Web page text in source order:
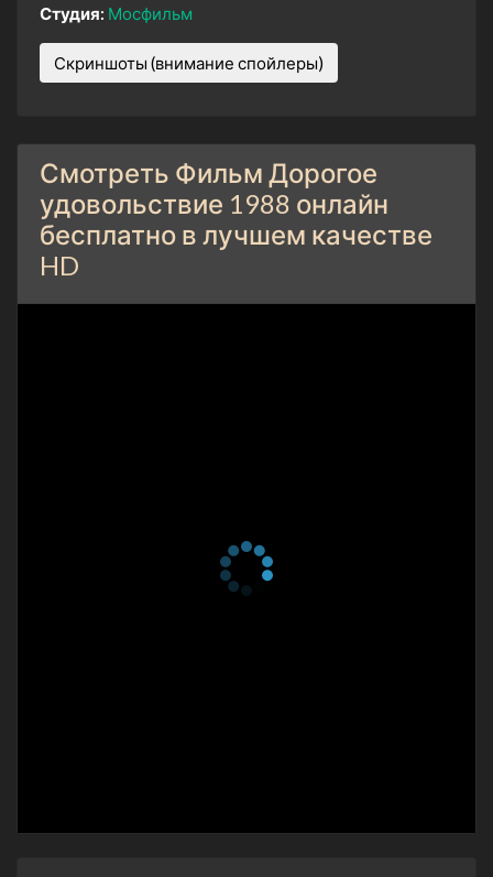
Студия: Мосфильм
Скриншоты (внимание спойлеры)
Смотреть Фильм Дорогое
удовольствие 1988 онлайн
бесплатно в лучшем качестве
HD